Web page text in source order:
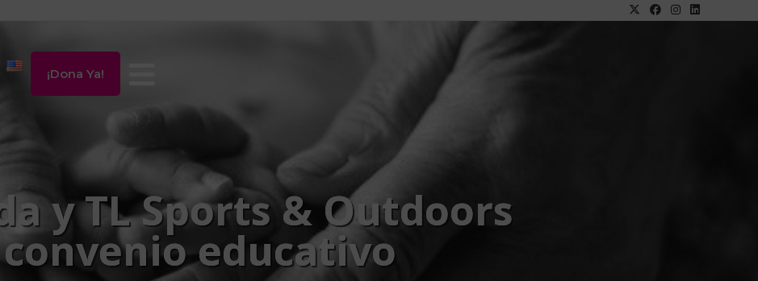
¡Dona Ya!
y TL Sports & Outdoors
educativo